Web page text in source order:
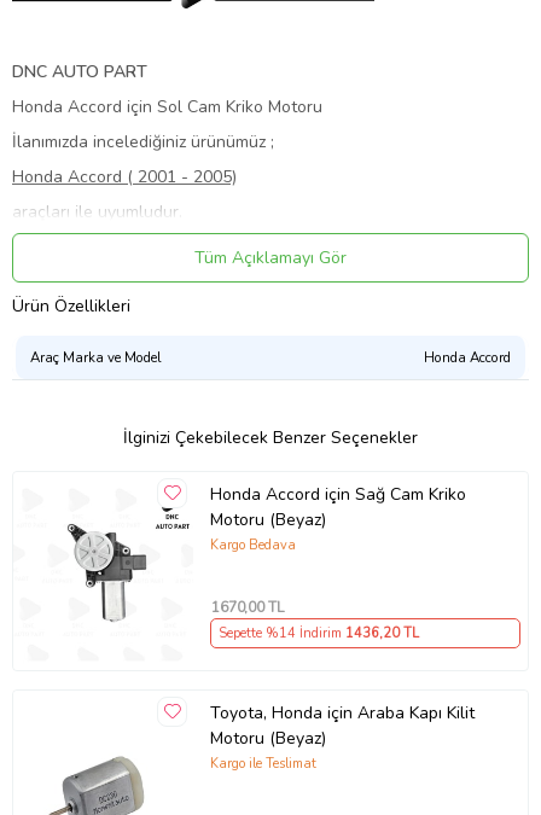
DNC AUTO PART
Honda Accord için Sol Cam Kriko Motoru
İlanımızda incelediğiniz ürünümüz ;
Honda Accord ( 2001 - 2005)
araçları ile uyumludur.
Ürünümüz sıfır olup kaliteli muadil üründür.
Aklınıza takılan her sorunuzda bizimle iletişime geçebilirsiniz.
Aradığınız diğer parçalar için diğer ürünlerimize göz atabilirsiniz.
Memnuniyetiniz bizim için önemlidir.
Ürün Kodu:kcm6059204
Tüm Açıklamayı Gör
Ürün Özellikleri
Araç Marka ve Model Honda Accord
İlginizi Çekebilecek Benzer Seçenekler
Honda Accord için Sağ Cam Kriko
Motoru (Beyaz)
Kargo Bedava
1670,00 TL
Sepette %14 İndirim 1436,20 TL
Toyota, Honda için Araba Kapı Kilit
Motoru (Beyaz)
Kargo ile Teslimat